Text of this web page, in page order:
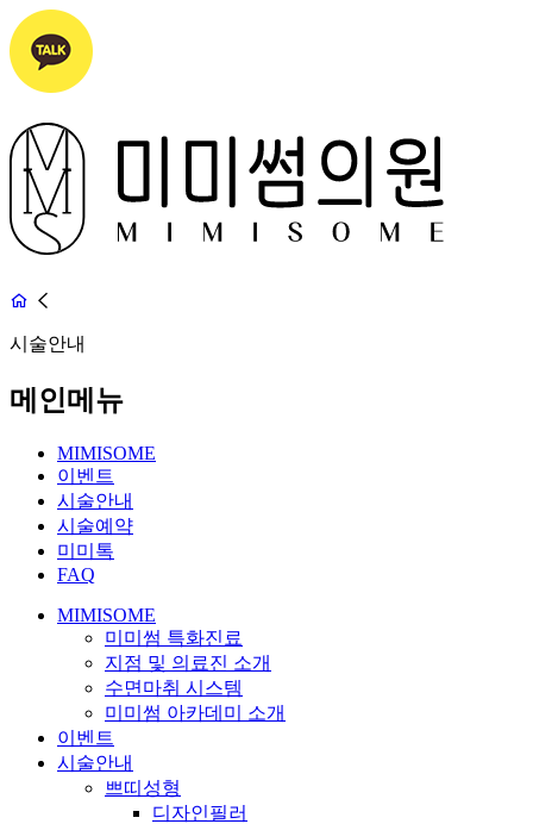
시술안내
메인메뉴
MIMISOME
이벤트
시술안내
시술예약
미미톡
FAQ
MIMISOME
미미썸 특화진료
지점 및 의료진 소개
수면마취 시스템
미미썸 아카데미 소개
이벤트
시술안내
쁘띠성형
디자인필러